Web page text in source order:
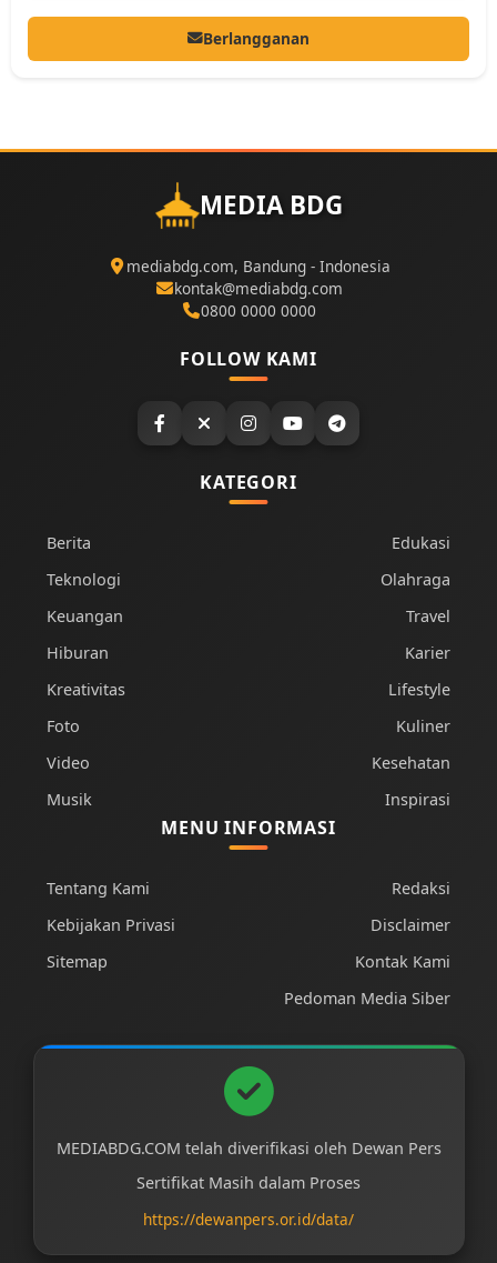
Berlangganan
MEDIA BDG
mediabdg.com, Bandung - Indonesia
kontak@mediabdg.com
0800 0000 0000
FOLLOW KAMI
KATEGORI
Berita
Teknologi
Keuangan
Hiburan
Kreativitas
Foto
Video
Musik
Edukasi
Olahraga
Travel
Karier
Lifestyle
Kuliner
Kesehatan
Inspirasi
MENU INFORMASI
Tentang Kami
Kebijakan Privasi
Sitemap
Redaksi
Disclaimer
Kontak Kami
Pedoman Media Siber
MEDIABDG.COM telah diverifikasi oleh Dewan Pers
Sertifikat Masih dalam Proses
https://dewanpers.or.id/data/